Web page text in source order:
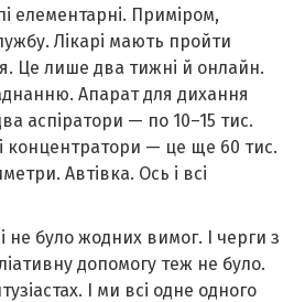
елементарні. Приміром,
Лікарі мають пройти
Це лише два тижні й онлайн.
Апарат для дихання
аспіратори — по 10–15 тис.
концентратори — це ще 60 тис.
Автівка. Ось і всі
не було жодних вимог. І черги з
допомогу теж не було.
І ми всі одне одного